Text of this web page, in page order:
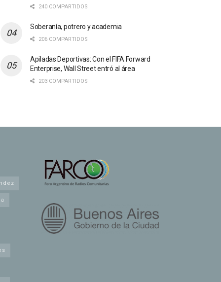
240 COMPARTIDOS
Soberanía, potrero y academia
206 COMPARTIDOS
Apiladas Deportivas: Con el FIFA Forward
Enterprise, Wall Street entró al área
203 COMPARTIDOS